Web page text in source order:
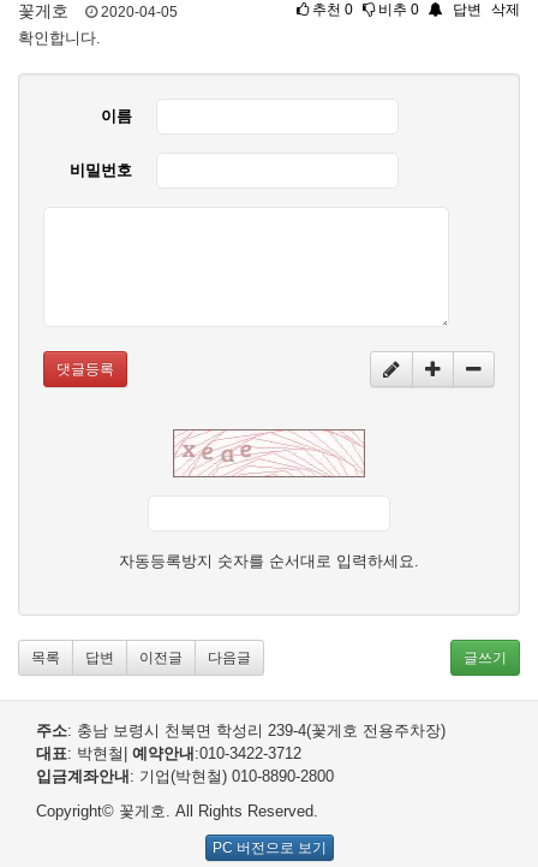
꽃게호 2020-04-05 추천 0 비추 0 답변 삭제
확인합니다.
이름
비밀번호
댓글등록
자동등록방지 숫자를 순서대로 입력하세요.
목록 답변 이전글 다음글 글쓰기
주소: 충남 보령시 천북면 학성리 239-4(꽃게호 전용주차장)
대표: 박현철 예약안내 :010-3422-3712
입금계좌안내 : 기업(박현철) 010-8890-2800
Copyright© 꽃게호. All Rights Reserved.
PC 버전으로 보기